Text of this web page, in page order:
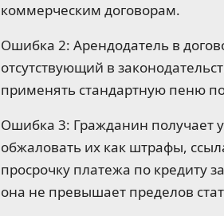
коммерческим договорам.
Ошибка 2: Арендодатель в
отсутствующий в
применять стандартную пеню
Ошибка 3: Гражданин получает
обжаловать их как штрафы,
просрочку платежа по кредиту
она не превышает пределов